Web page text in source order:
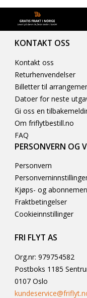
Forfattere: Bjørn Kruse
All routes are described
KONTAKT OSS
Kontakt oss
Returhenvendelser
Billetter til
Datoer for neste
Gi oss en
Om friflytbestill.no
FAQ
PERSONVERN OG
Personvern
Kjøps- og
Fraktbetingelser
Cookieinnstillinger
FRI FLYT AS
Org.nr: 979754582
Postboks 1185
0107 Oslo